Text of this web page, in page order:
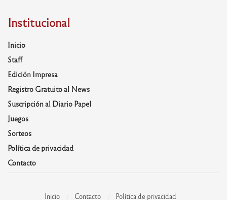
Institucional
Inicio
Staff
Edición Impresa
Registro Gratuito al News
Suscripción al Diario Papel
Juegos
Sorteos
Política de privacidad
Contacto
Inicio Contacto Política de privacidad